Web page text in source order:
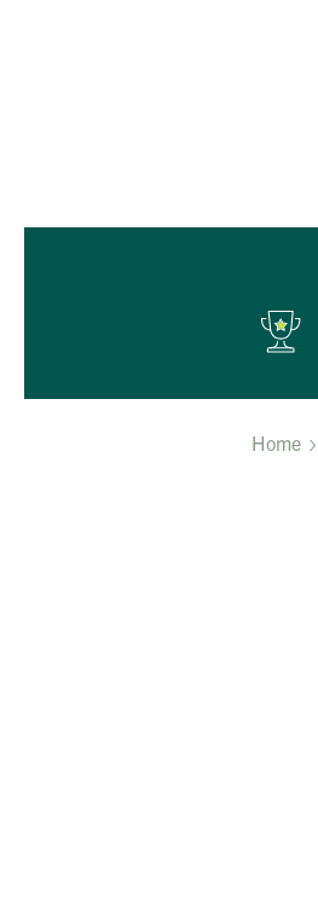
Home